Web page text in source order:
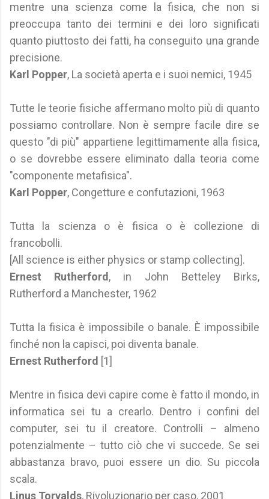
mentre una scienza come la fisica, che non si
preoccupa tanto dei termini e dei loro significati
quanto piuttosto dei fatti, ha conseguito una grande
precisione.
Karl Popper, La società aperta e i suoi nemici, 1945
Tutte le teorie fisiche affermano molto più di quanto
possiamo controllare. Non è sempre facile dire se
questo "di più" appartiene legittimamente alla fisica,
o se dovrebbe essere eliminato dalla teoria come
"componente metafisica".
Karl Popper, Congetture e confutazioni, 1963
Tutta la scienza o è fisica o è collezione di
francobolli.
[All science is either physics or stamp collecting].
Ernest Rutherford , in John Betteley Birks,
Rutherford a Manchester, 1962
Tutta la fisica è impossibile o banale. È impossibile
finché non la capisci, poi diventa banale.
Ernest Rutherford [1]
Mentre in fisica devi capire come è fatto il mondo, in
informatica sei tu a crearlo. Dentro i confini del
computer, sei tu il creatore. Controlli – almeno
potenzialmente – tutto ciò che vi succede. Se sei
abbastanza bravo, puoi essere un dio. Su piccola
scala.
Linus Torvalds, Rivoluzionario per caso, 2001